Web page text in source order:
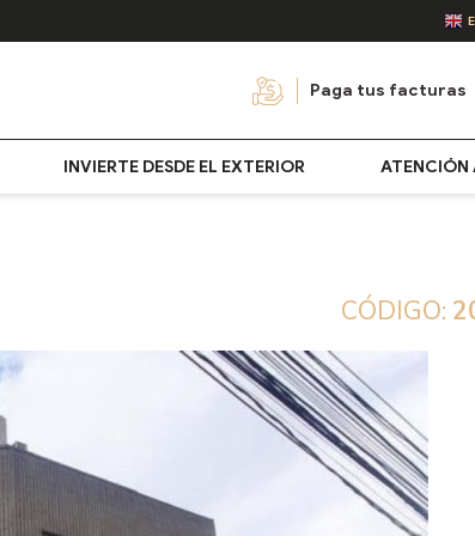
Paga tus facturas
INVIERTE DESDE EL EXTERIOR ATENCIÓN
CÓDIGO: